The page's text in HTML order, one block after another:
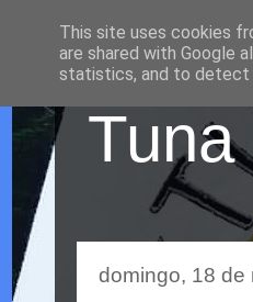
domingo, 18 de
This site uses cookies
are shared with Google
statistics, and to detect